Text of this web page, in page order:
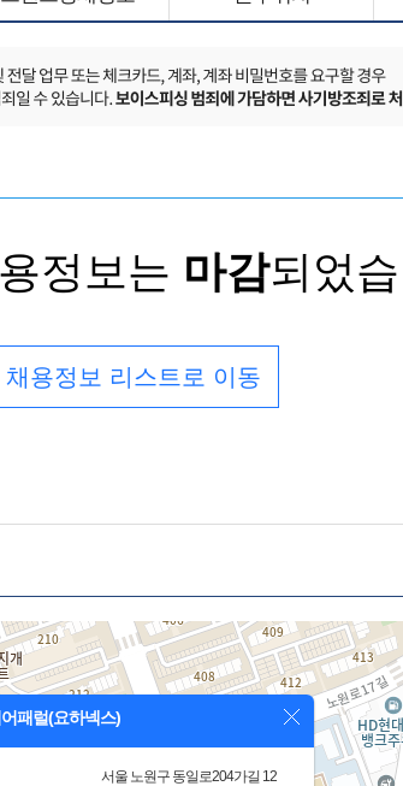
정보는 마감되었
채용정보 리스트로 이동
패럴(요하넥스)
서울 노원구 동일로204가길 12